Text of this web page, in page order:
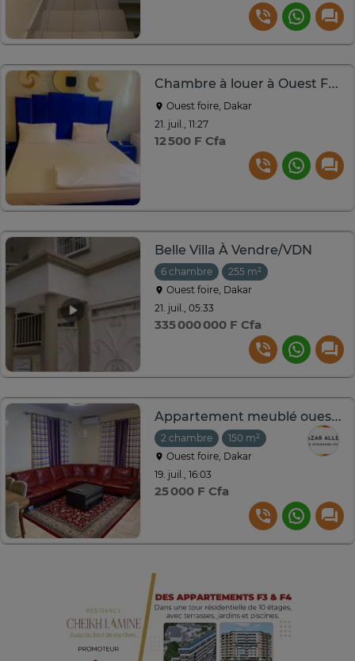
Chambre à louer à Ouest Foire
Ouest foire, Dakar
21. juil., 11:27
12 500 F Cfa
Belle Villa À Vendre/VDN
6 chambre
255 m²
Ouest foire, Dakar
21. juil., 05:33
335 000 000 F Cfa
Appartement meublé ouest foire cité Air Afrique
2 chambre
150 m²
Ouest foire, Dakar
19. juil., 16:03
25 000 F Cfa